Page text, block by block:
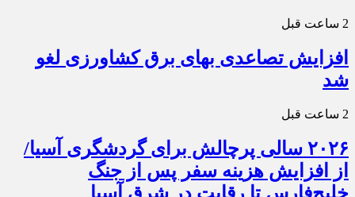
2 ساعت قبل
افزایش تصاعدی بهای برق کشاورزی لغو
شد
2 ساعت قبل
۲۰۲۶ سالی پرچالش برای گردشگری آسیا/
از افزایش هزینه سفر پس از جنگ